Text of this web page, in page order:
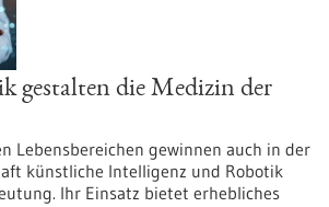
gestalten die Medizin der
Lebensbereichen gewinnen auch in der
künstliche Intelligenz und Robotik
Ihr Einsatz bietet erhebliches